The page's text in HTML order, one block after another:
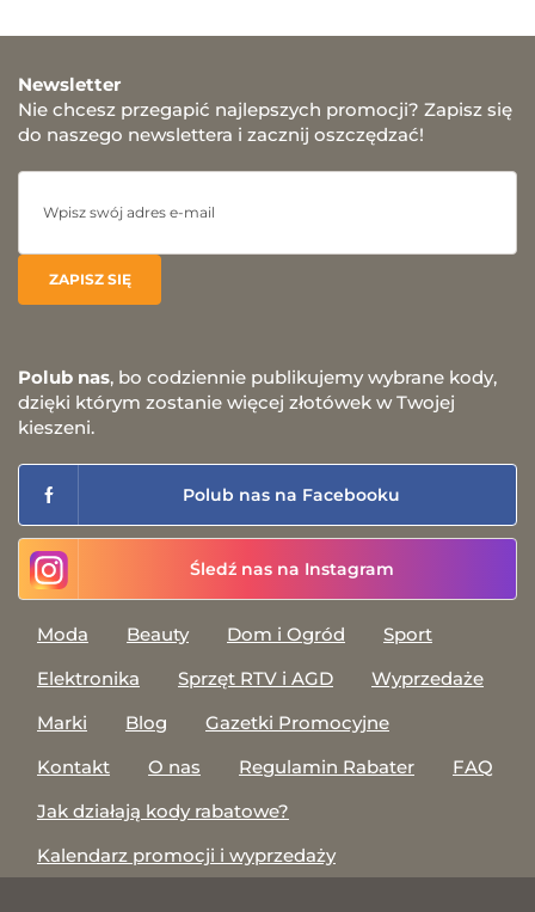
Newsletter
Nie chcesz przegapić najlepszych promocji? Zapisz się
do naszego newslettera i zacznij oszczędzać!
Polub nas, bo codziennie publikujemy wybrane kody,
dzięki którym zostanie więcej złotówek w Twojej
kieszeni.
Polub nas na Facebooku
Śledź nas na Instagram
Moda Beauty Dom i Ogród
Sport
Elektronika
Sprzęt RTV i AGD
Wyprzedaże
Marki
Blog
Gazetki Promocyjne
Kontakt
O nas Regulamin Rabater
FAQ
Jak działają kody rabatowe?
Kalendarz promocji i wyprzedaży